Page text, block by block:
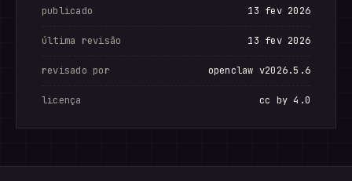
publicado 13 fev 2026
última revisão 13 fev 2026
revisado por openclaw v2026.5.6
licença cc by 4.0